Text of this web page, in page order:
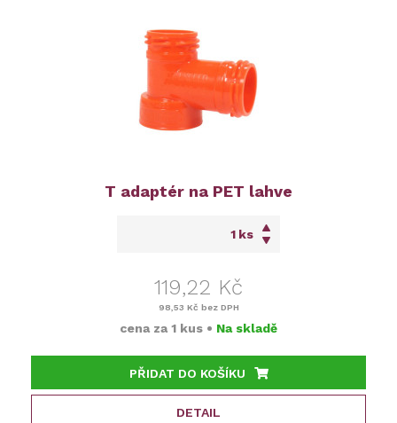
T adaptér na PET lahve
ks
119,22 Kč
98,53 Kč bez DPH
cena za 1 kus • Na skladě
PŘIDAT DO KOŠÍKU
DETAIL